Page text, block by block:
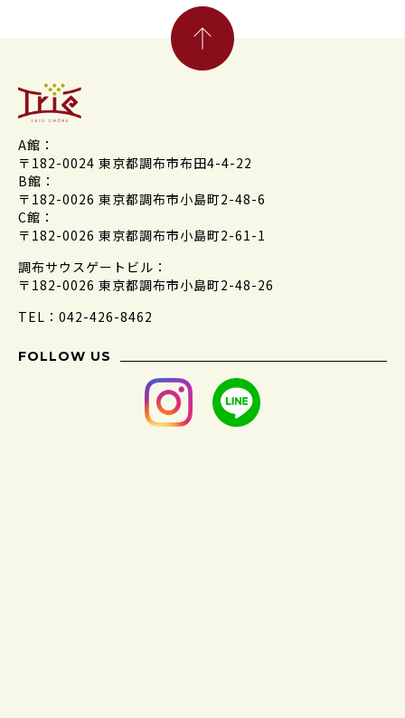
A館：
〒182-0024 東京都調布市布田4-4-22
B館：
〒182-0026 東京都調布市小島町2-48-6
C館：
〒182-0026 東京都調布市小島町2-61-1
調布サウスゲートビル：
〒182-0026 東京都調布市小島町2-48-26
TEL：042-426-8462
FOLLOW US